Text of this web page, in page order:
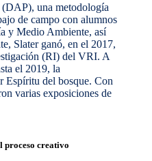
una metodología
de campo con alumnos
y Medio Ambiente, así
Slater ganó, en el 2017,
(RI) del VRI. A
el 2019, la
Espíritu del bosque. Con
varias exposiciones de
proceso creativo